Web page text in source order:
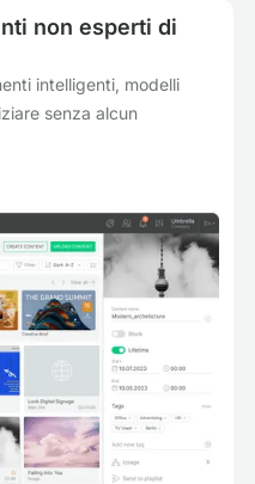
non esperti di
intelligenti, modelli
senza alcun